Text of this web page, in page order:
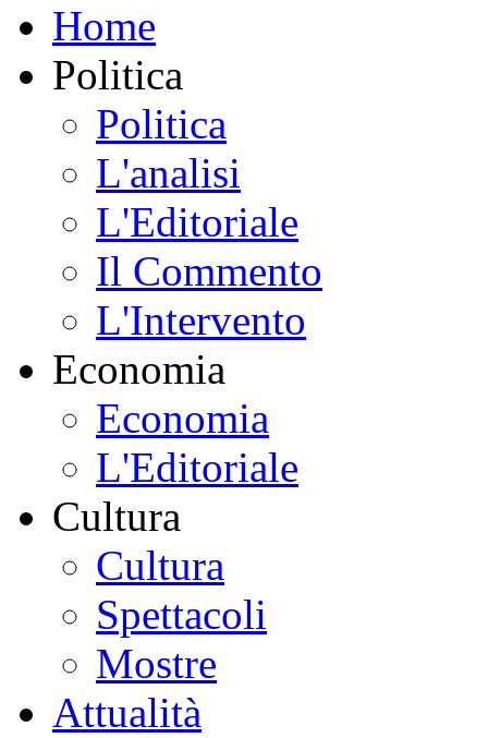
Home
Politica
Politica
L'analisi
L'Editoriale
Il Commento
L'Intervento
Economia
Economia
L'Editoriale
Cultura
Cultura
Spettacoli
Mostre
Attualità